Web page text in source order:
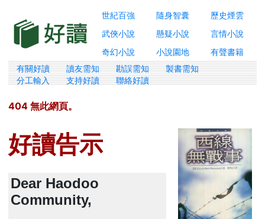
世紀百強 隨身智囊
歷史煙雲
武俠小說
懸疑小說
言情小說
奇幻小說
小說園地 有聲書籍
有關好讀 讀友需知 勘誤需知
製書需知
分工輸入
支持好讀 聯絡好讀
404 無此網頁。
好讀告示
Dear Haodoo
Community,